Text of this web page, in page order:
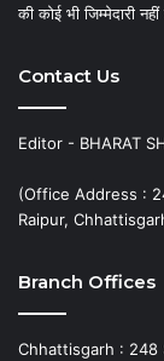
की कोई भी जिम्मेदारी नहीं
Contact Us
Editor - BHARAT
(Office Address :
Raipur,
Branch Offices
Chhattisgarh : 248